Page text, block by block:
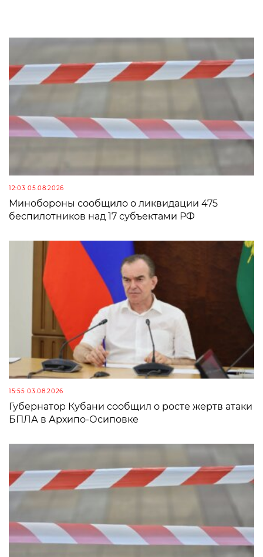
12:03 05.08.2026
Минобороны сообщило о ликвидации 475
беспилотников над 17 субъектами РФ
15:55 03.08.2026
Губернатор Кубани сообщил о росте жертв атаки
БПЛА в Архипо-Осиповке